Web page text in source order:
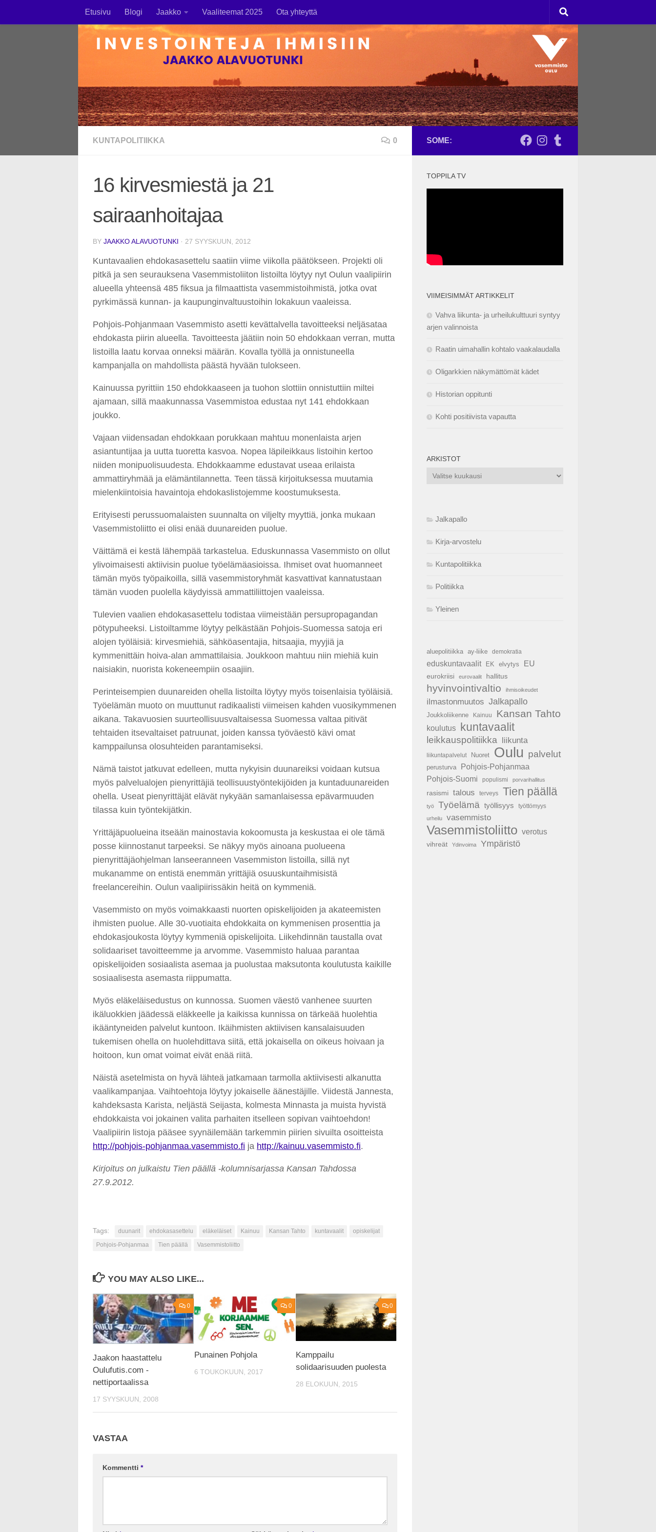
Etusivu Blogi Jaakko Vaaliteemat 2025 Ota yhteyttä
KUNTAPOLITIIKKA 0
16 kirvesmiestä ja 21
sairaanhoitajaa
BY JAAKKO ALAVUOTUNKI · 27 SYYSKUUN, 2012
Kuntavaalien ehdokasasettelu saatiin viime viikolla päätökseen. Projekti oli
pitkä ja sen seurauksena Vasemmistoliiton listoilta löytyy nyt Oulun vaalipiirin
alueella yhteensä 485 fiksua ja filmaattista vasemmistoihmistä, jotka ovat
pyrkimässä kunnan- ja kaupunginvaltuustoihin lokakuun vaaleissa.
Pohjois-Pohjanmaan Vasemmisto asetti kevättalvella tavoitteeksi neljäsataa
ehdokasta piirin alueella. Tavoitteesta jäätiin noin 50 ehdokkaan verran, mutta
listoilla laatu korvaa onneksi määrän. Kovalla työllä ja onnistuneella
kampanjalla on mahdollista päästä hyvään tulokseen.
Kainuussa pyrittiin 150 ehdokkaaseen ja tuohon slottiin onnistuttiin miltei
ajamaan, sillä maakunnassa Vasemmistoa edustaa nyt 141 ehdokkaan
joukko.
Vajaan viidensadan ehdokkaan porukkaan mahtuu monenlaista arjen
asiantuntijaa ja uutta tuoretta kasvoa. Nopea läpileikkaus listoihin kertoo
niiden monipuolisuudesta. Ehdokkaamme edustavat useaa erilaista
ammattiryhmää ja elämäntilannetta. Teen tässä kirjoituksessa muutamia
mielenkiintoisia havaintoja ehdokaslistojemme koostumuksesta.
Erityisesti perussuomalaisten suunnalta on viljelty myyttiä, jonka mukaan
Vasemmistoliitto ei olisi enää duunareiden puolue.
Väittämä ei kestä lähempää tarkastelua. Eduskunnassa Vasemmisto on ollut
ylivoimaisesti aktiivisin puolue työelämäasioissa. Ihmiset ovat huomanneet
tämän myös työpaikoilla, sillä vasemmistoryhmät kasvattivat kannatustaan
tämän vuoden puolella käydyissä ammattiliittojen vaaleissa.
Tulevien vaalien ehdokasasettelu todistaa viimeistään persupropagandan
pötypuheeksi. Listoiltamme löytyy pelkästään Pohjois-Suomessa satoja eri
alojen työläisiä: kirvesmiehiä, sähköasentajia, hitsaajia, myyjiä ja
kymmenittäin hoiva-alan ammattilaisia. Joukkoon mahtuu niin miehiä kuin
naisiakin, nuorista kokeneempiin osaajiin.
Perinteisempien duunareiden ohella listoilta löytyy myös toisenlaisia työläisiä.
Työelämän muoto on muuttunut radikaalisti viimeisen kahden vuosikymmenen
aikana. Takavuosien suurteollisuusvaltaisessa Suomessa valtaa pitivät
tehtaiden itsevaltaiset patruunat, joiden kanssa työväestö kävi omat
kamppailunsa olosuhteiden parantamiseksi.
Nämä taistot jatkuvat edelleen, mutta nykyisin duunareiksi voidaan kutsua
myös palvelualojen pienyrittäjiä teollisuustyöntekijöiden ja kuntaduunareiden
ohella. Useat pienyrittäjät elävät nykyään samanlaisessa epävarmuuden
tilassa kuin työntekijätkin.
Yrittäjäpuolueina itseään mainostavia kokoomusta ja keskustaa ei ole tämä
posse kiinnostanut tarpeeksi. Se näkyy myös ainoana puolueena
pienyrittäjäohjelman lanseeranneen Vasemmiston listoilla, sillä nyt
mukanamme on entistä enemmän yrittäjiä osuuskuntaihmisistä
freelancereihin. Oulun vaalipiirissäkin heitä on kymmeniä.
Vasemmisto on myös voimakkaasti nuorten opiskelijoiden ja akateemisten
ihmisten puolue. Alle 30-vuotiaita ehdokkaita on kymmenisen prosenttia ja
ehdokasjoukosta löytyy kymmeniä opiskelijoita. Liikehdinnän taustalla ovat
solidaariset tavoitteemme ja arvomme. Vasemmisto haluaa parantaa
opiskelijoiden sosiaalista asemaa ja puolustaa maksutonta koulutusta kaikille
sosiaalisesta asemasta riippumatta.
Myös eläkeläisedustus on kunnossa. Suomen väestö vanhenee suurten
ikäluokkien jäädessä eläkkeelle ja kaikissa kunnissa on tärkeää huolehtia
ikääntyneiden palvelut kuntoon. Ikäihmisten aktiivisen kansalaisuuden
tukemisen ohella on huolehdittava siitä, että jokaisella on oikeus hoivaan ja
hoitoon, kun omat voimat eivät enää riitä.
Näistä asetelmista on hyvä lähteä jatkamaan tarmolla aktiivisesti alkanutta
vaalikampanjaa. Vaihtoehtoja löytyy jokaiselle äänestäjille. Viidestä Jannesta,
kahdeksasta Karista, neljästä Seijasta, kolmesta Minnasta ja muista hyvistä
ehdokkaista voi jokainen valita parhaiten itselleen sopivan vaihtoehdon!
Vaalipiirin listoja pääsee syynäilemään tarkemmin piirien sivuilta osoitteista
http://pohjois-pohjanmaa.vasemmisto.fi ja http://kainuu.vasemmisto.fi.
Kirjoitus on julkaistu Tien päällä -kolumnisarjassa Kansan Tahdossa
27.9.2012.
Tags: duunarit ehdokasasettelu eläkeläiset Kainuu Kansan Tahto kuntavaalit
opiskelijat
Pohjois-Pohjanmaa
Tien päällä Vasemmistoliitto
YOU MAY ALSO LIKE...
0
Jaakon haastattelu
Oulufutis.com -
nettiportaalissa
17 SYYSKUUN, 2008
0
Punainen Pohjola
6 TOUKOKUUN, 2017
0
Kamppailu
solidaarisuuden puolesta
28 ELOKUUN, 2015
VASTAA
Kommentti *
SOME:
TOPPILA TV
VIIMEISIMMÄT ARTIKKELIT
Vahva liikunta- ja urheilukulttuuri syntyy
arjen valinnoista
Raatin uimahallin kohtalo vaakalaudalla
Oligarkkien näkymättömät kädet
Historian oppitunti
Kohti positiivista vapautta
ARKISTOT
Arkistot
Jalkapallo
Kirja-arvostelu
Kuntapolitiikka
Politiikka
Yleinen
aluepolitiikka ay-liike demokratia
eduskuntavaalit EK elvytys EU
eurokriisi eurovaalit hallitus
hyvinvointivaltio ihmisoikeudet
ilmastonmuutos Jalkapallo
Joukkoliikenne Kainuu Kansan Tahto
koulutus kuntavaalit
leikkauspolitiikka liikunta
liikuntapalvelut Nuoret Oulu palvelut
perusturva
Pohjois-Pohjanmaa
Pohjois-Suomi
populismi porvarihallitus
rasismi talous terveys Tien päällä
työ Työelämä työllisyys työttömyys
urheilu vasemmisto
Vasemmistoliitto verotus
vihreät Ydinvoima Ympäristö